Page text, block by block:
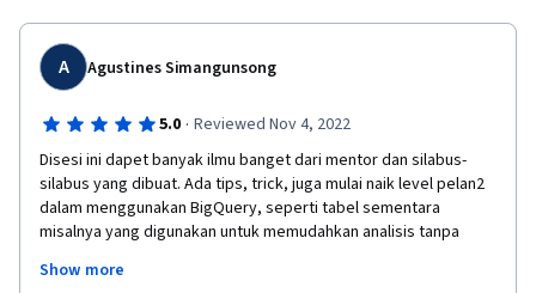
A Agustines Simangunsong
5.0 · Reviewed Nov 4, 2022
Disesi ini dapet banyak ilmu banget dari mentor dan silabus-
silabus yang dibuat. Ada tips, trick, juga mulai naik level pelan2
dalam menggunakan BigQuery, seperti tabel sementara
misalnya yang digunakan untuk memudahkan analisis tanpa
ketika menganalisa data. Atau menyusun kueri yang mulai naik
Show more